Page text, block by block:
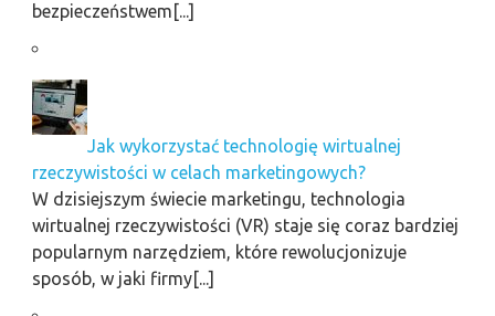
bezpieczeństwem[...]
Jak wykorzystać technologię wirtualnej
rzeczywistości w celach marketingowych?
W dzisiejszym świecie marketingu, technologia
wirtualnej rzeczywistości (VR) staje się coraz bardziej
popularnym narzędziem, które rewolucjonizuje
sposób, w jaki firmy[...]